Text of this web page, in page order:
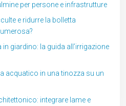
per persone e infrastrutture
e ridurre la bolletta
giardino: la guida all’irrigazione
acquatico in una tinozza su un
integrare lame e